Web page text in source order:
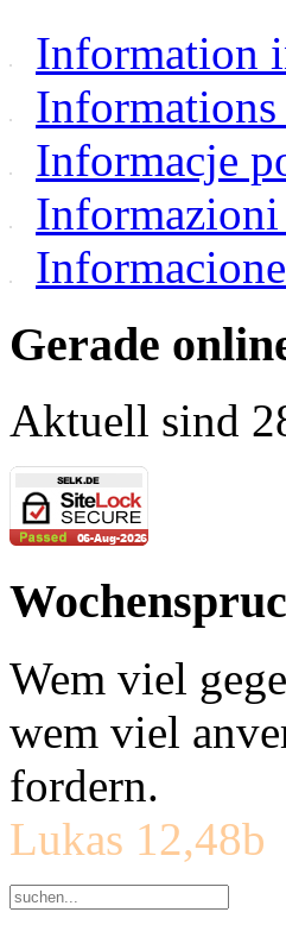
Information
Informations
Informacje
Gerade
Aktuell sind
Wem viel
wem viel
fordern.
Lukas 12,48b